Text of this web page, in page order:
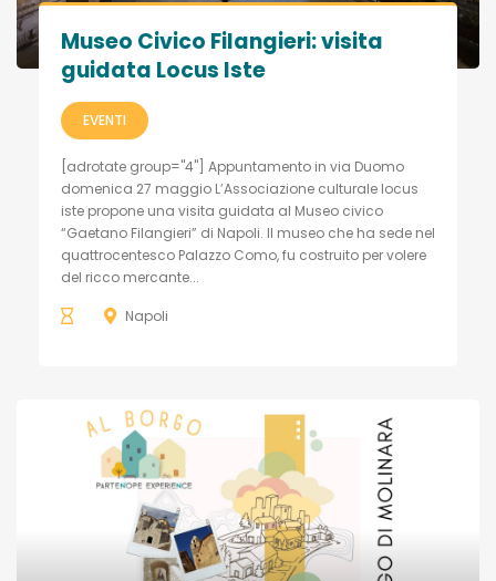
Museo Civico Filangieri: visita
guidata Locus Iste
EVENTI
[adrotate group="4"] Appuntamento in via Duomo
domenica 27 maggio L’Associazione culturale locus
iste propone una visita guidata al Museo civico
“Gaetano Filangieri” di Napoli. Il museo che ha sede nel
quattrocentesco Palazzo Como, fu costruito per volere
del ricco mercante...
Napoli